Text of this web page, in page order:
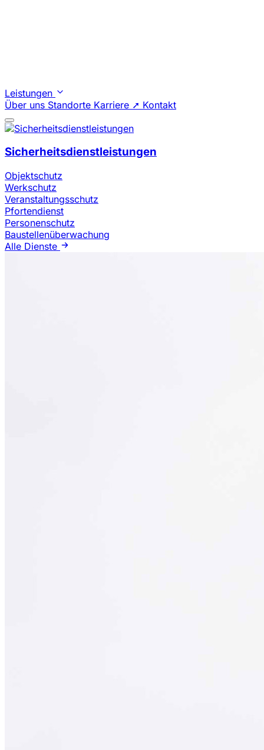
Leistungen
Über uns Standorte Karriere ➚ Kontakt
Sicherheitsdienstleistungen
Objektschutz
Werkschutz
Veranstaltungsschutz
Pfortendienst
Personenschutz
Baustellenüberwachung
Alle Dienste